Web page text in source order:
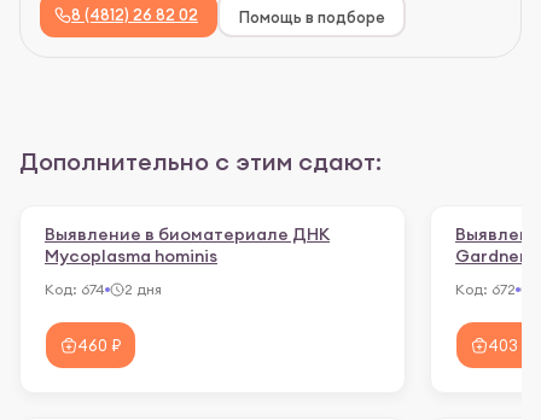
8 (4812) 26 82 02 Помощь в подборе
Дополнительно с этим сдают:
Выявление в биоматериале ДНК
Муcoplasma hominis
Код: 674 2 дня
460 ₽
Код: 672
403 ₽